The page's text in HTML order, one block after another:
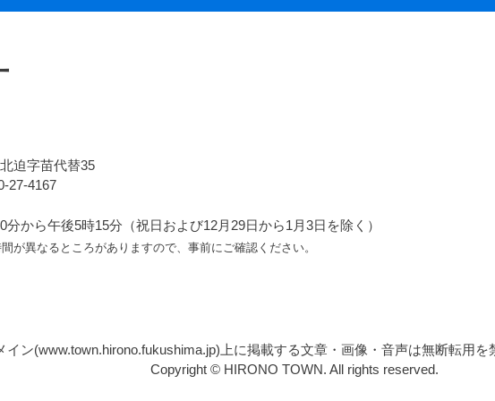
迫字苗代替35
27-4167
から午後5時15分（祝日および12月29日から1月3日を除く）
が異なるところがありますので、事前にご確認ください。
イン(www.town.hirono.fukushima.jp)上に掲載する文章・画像・音声は無断転用を
Copyright © HIRONO TOWN. All rights reserved.